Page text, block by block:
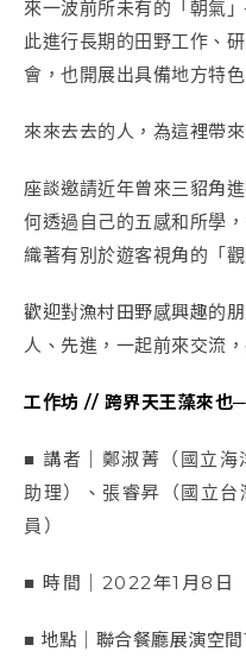
來一波前所未有的「朝氣
此進行長期的田野工作、
會，也開展出具備地方特
來來去去的人，為這裡帶
座談邀請近年曾來三貂角
何透過自己的五感和所學，
織著有別於遊客視角的「觀
歡迎對漁村田野感興趣的
人、先進， 一起前來交流
工作坊 // 跨界天王藻來也
■ 講者｜鄭淑菁（國立海
助理）、張睿昇（國立
員）
■ 時間｜2022年1月8日
■ 地點｜聯合餐廳展演空間